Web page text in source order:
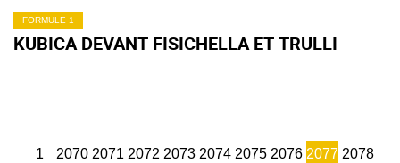
FORMULE 1
KUBICA DEVANT FISICHELLA ET TRULLI
1 2070 2071 2072 2073 2074 2075 2076 2077 2078